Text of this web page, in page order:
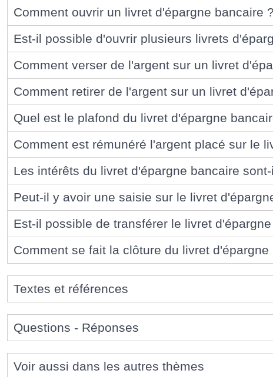
Comment ouvrir un livret d'épargne bancaire ?
Est-il possible d'ouvrir plusieurs livrets
Comment verser de l'argent sur un livret
Comment retirer de l'argent sur un livret
Quel est le plafond du livret d'épargne
Comment est rémunéré l'argent placé sur le
Les intérêts du livret d'épargne bancaire
Peut-il y avoir une saisie sur le livret
Est-il possible de transférer le livret
Comment se fait la clôture du livret d'épargne
Textes et références
Questions - Réponses
Voir aussi dans les autres thèmes